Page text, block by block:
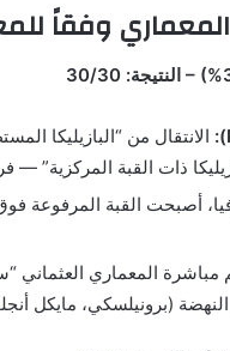
الانتقال من “البازيليكا
أصبحت القبة المرفوعة
مباشرة المعماري العثماني
(برونيلسكي، مايكل